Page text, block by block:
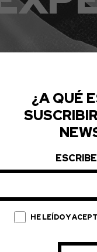
¿A QUÉ
HE LEÍDO Y